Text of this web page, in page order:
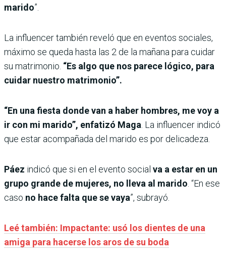
marido”.
La influencer también reveló que en eventos sociales,
máximo se queda hasta las 2 de la mañana para cuidar
su matrimonio. “Es algo que nos parece lógico, para
cuidar nuestro matrimonio”.
“En una fiesta donde van a haber hombres, me voy a
ir con mi marido”, enfatizó Maga . La influencer indicó
que estar acompañada del marido es por delicadeza.
Páez indicó que si en el evento social va a estar en un
grupo grande de mujeres, no lleva al marido . “En ese
caso no hace falta que se vaya”, subrayó.
Leé también: Impactante: usó los dientes de una
amiga para hacerse los aros de su boda